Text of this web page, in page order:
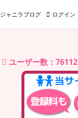
ジャニラブログ ログイン
ユーザー数：76112